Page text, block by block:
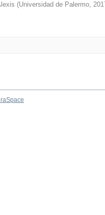
(Universidad de Palermo,